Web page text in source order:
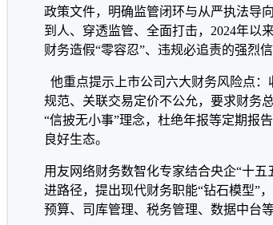
政策文件，明确监管闭环与从严执法导
到人、穿透监管、全面打击，2024年以
财务造假“零容忍”、违规必追责的强烈信
他重点提示上市公司六大财务风险点
规范、关联交易定价不公允，要求财务
“信披无小事”理念，杜绝年报等定期报
良好生态。
用友网络财务数智化专家结合央企“十
进路径，提出现代财务职能“钻石模型”
预算、司库管理、税务管理、数据中台等